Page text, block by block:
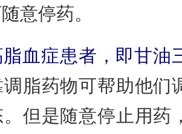
意停药。
血症患者，即甘油
脂药物可帮助他们
但是随意停止用药